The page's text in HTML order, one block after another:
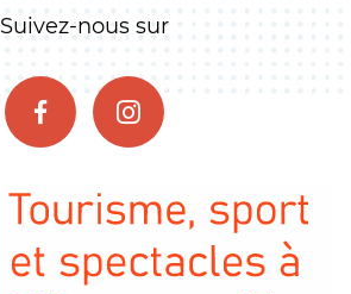
Suivez-nous sur